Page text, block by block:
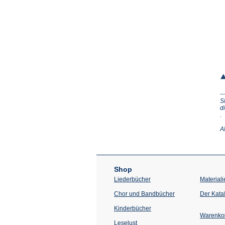
.
Shop
Liederbücher
Chor und Bandbücher
Kinderbücher
Leselust
Der